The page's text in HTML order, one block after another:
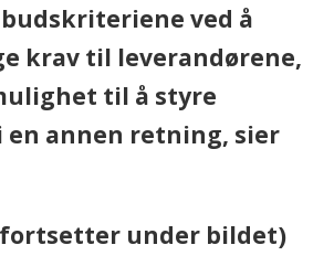
ved å
krav til leverandørene,
til å styre
annen retning, sier
under bildet)